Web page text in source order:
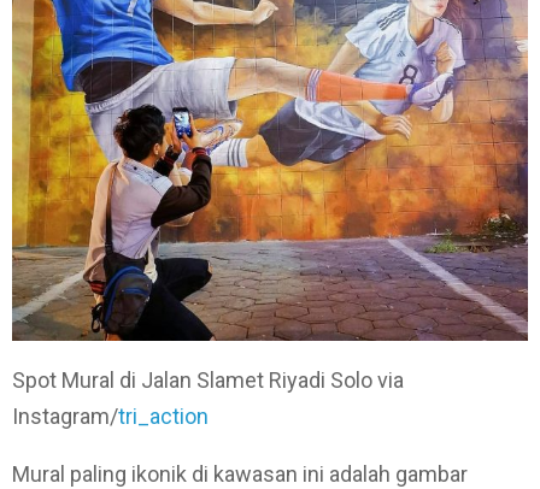
Spot Mural di Jalan Slamet Riyadi Solo via
Instagram/tri_action
Mural paling ikonik di kawasan ini adalah gambar